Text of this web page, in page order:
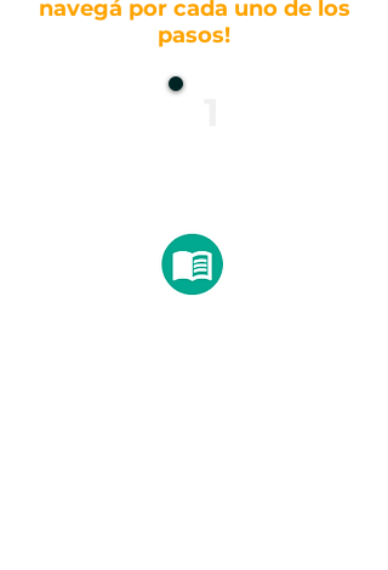
navegá por cada uno de los
pasos!